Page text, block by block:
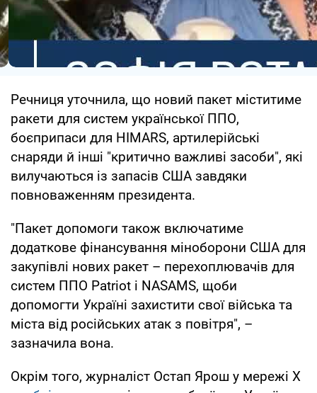
Речниця уточнила, що новий пакет міститиме
ракети для систем української ППО,
боєприпаси для HIMARS, артилерійські
снаряди й інші "критично важливі засоби", які
вилучаються із запасів США завдяки
повноваженням президента.
"Пакет допомоги також включатиме
додаткове фінансування міноборони США для
закупівлі нових ракет – перехоплювачів для
систем ППО Patriot і NASAMS, щоби
допомогти Україні захистити свої війська та
міста від російських атак з повітря", –
зазначила вона.
Окрім того, журналіст Остап Ярош у мережі Х